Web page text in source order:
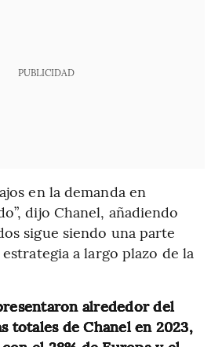
PUBLICIDAD
en la demanda en
dijo Chanel, añadiendo
sigue siendo una parte
a largo plazo de la
alrededor del
totales de Chanel en 2023,